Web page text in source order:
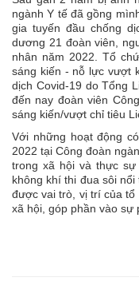
ngành Y tế đã gồng
gia tuyến đầu chống
dương 21 đoàn viên,
nhân năm 2022. Tổ
sáng kiến - nỗ lực vượt
dịch Covid-19 do Tổng
đến nay đoàn viên
sáng kiến/vượt chỉ tiêu
Với những hoạt động
2022 tại Công đoàn
trong xã hội và thực
không khí thi đua sôi
được vai trò, vị trí của
xã hội, góp phần vào sự